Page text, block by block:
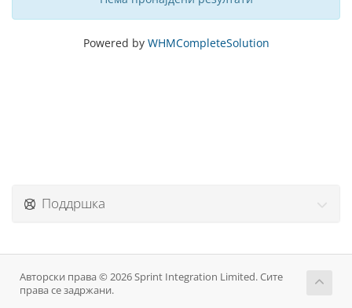
Powered by WHMCompleteSolution
Поддршка
Авторски права © 2026 Sprint Integration Limited. Сите
права се задржани.